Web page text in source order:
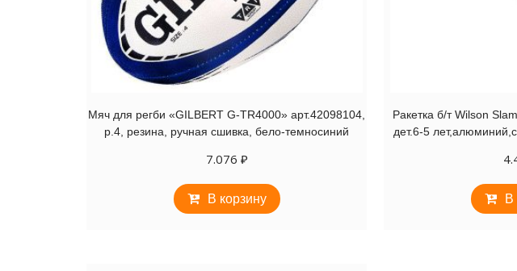
Мяч для регби «GILBERT G-TR4000» арт.42098104,
р.4, резина, ручная сшивка, бело-темносиний
7.076 ₽
В корзину
Ракетка б/т Wilson
дет.6-5
В